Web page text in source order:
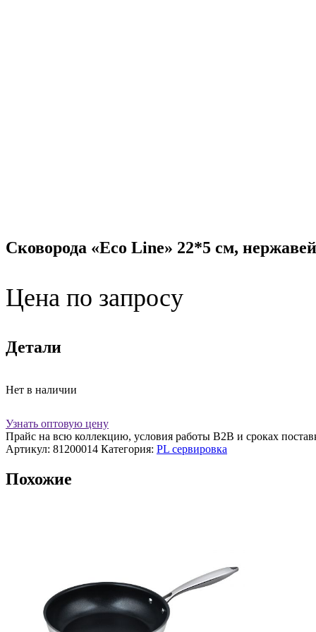
Сковорода «Eco Line» 22*5 см,
Цена по запросу
Детали
Нет в наличии
Узнать оптовую цену
Прайс на всю коллекцию, условия работы В2В и сроках
Артикул: 81200014 Категория: PL сервировка
Похожие